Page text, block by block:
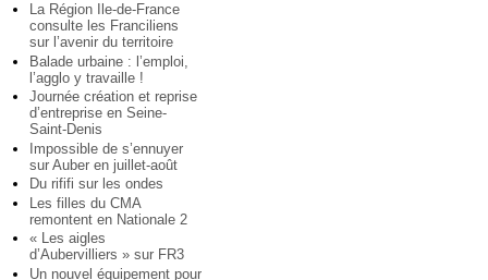
La Région Ile-de-France
consulte les Franciliens
sur l’avenir du territoire
Balade urbaine : l’emploi,
l’agglo y travaille !
Journée création et reprise
d’entreprise en Seine-
Saint-Denis
Impossible de s’ennuyer
sur Auber en juillet-août
Du rififi sur les ondes
Les filles du CMA
remontent en Nationale 2
« Les aigles
d’Aubervilliers » sur FR3
Un nouvel équipement pour